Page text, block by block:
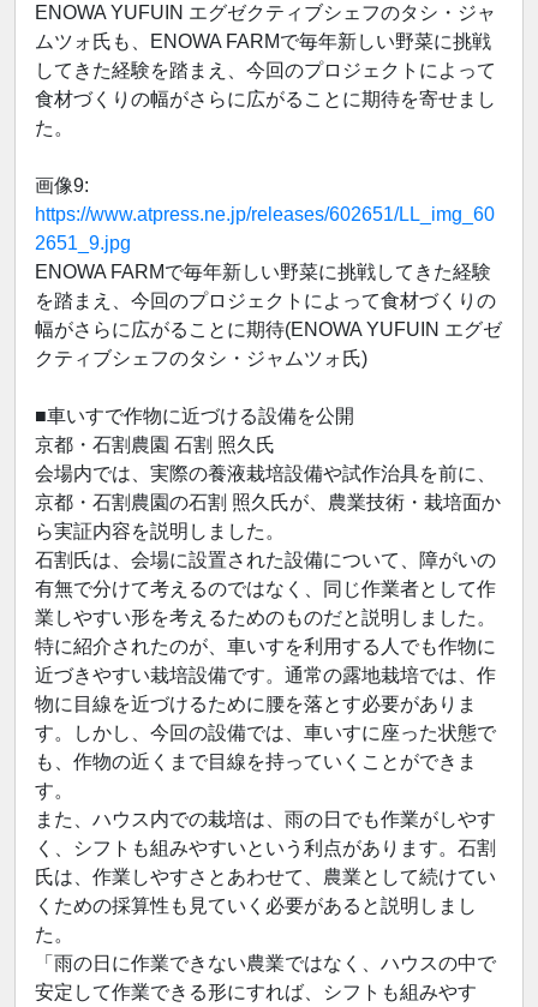
ENOWA YUFUIN エグゼクティブシェフのタシ・ジャ
ムツォ氏も、ENOWA FARMで毎年新しい野菜に挑戦
してきた経験を踏まえ、今回のプロジェクトによって
食材づくりの幅がさらに広がることに期待を寄せまし
た。
画像9:
https://www.atpress.ne.jp/releases/602651/LL_img_60
2651_9.jpg
ENOWA FARMで毎年新しい野菜に挑戦してきた経験
を踏まえ、今回のプロジェクトによって食材づくりの
幅がさらに広がることに期待(ENOWA YUFUIN エグゼ
クティブシェフのタシ・ジャムツォ氏)
■車いすで作物に近づける設備を公開
京都・石割農園 石割 照久氏
会場内では、実際の養液栽培設備や試作治具を前に、
京都・石割農園の石割 照久氏が、農業技術・栽培面か
ら実証内容を説明しました。
石割氏は、会場に設置された設備について、障がいの
有無で分けて考えるのではなく、同じ作業者として作
業しやすい形を考えるためのものだと説明しました。
特に紹介されたのが、車いすを利用する人でも作物に
近づきやすい栽培設備です。通常の露地栽培では、作
物に目線を近づけるために腰を落とす必要がありま
す。しかし、今回の設備では、車いすに座った状態で
も、作物の近くまで目線を持っていくことができま
す。
また、ハウス内での栽培は、雨の日でも作業がしやす
く、シフトも組みやすいという利点があります。石割
氏は、作業しやすさとあわせて、農業として続けてい
くための採算性も見ていく必要があると説明しまし
た。
「雨の日に作業できない農業ではなく、ハウスの中で
安定して作業できる形にすれば、シフトも組みやす